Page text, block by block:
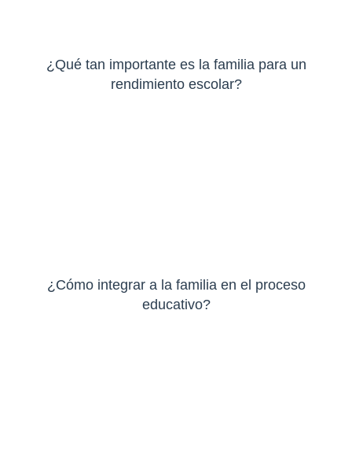
¿Qué tan importante es la familia para un
rendimiento escolar?
¿Cómo integrar a la familia en el proceso
educativo?